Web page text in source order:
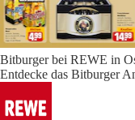
Bitburger bei REWE in
Entdecke das Bitburger